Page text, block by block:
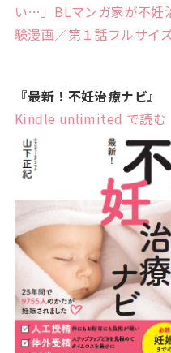
い…」BLマンガ家が不妊
験漫画／第１話フルサイズ
『最新！不妊治療ナビ』
Kindle unlimited で読む